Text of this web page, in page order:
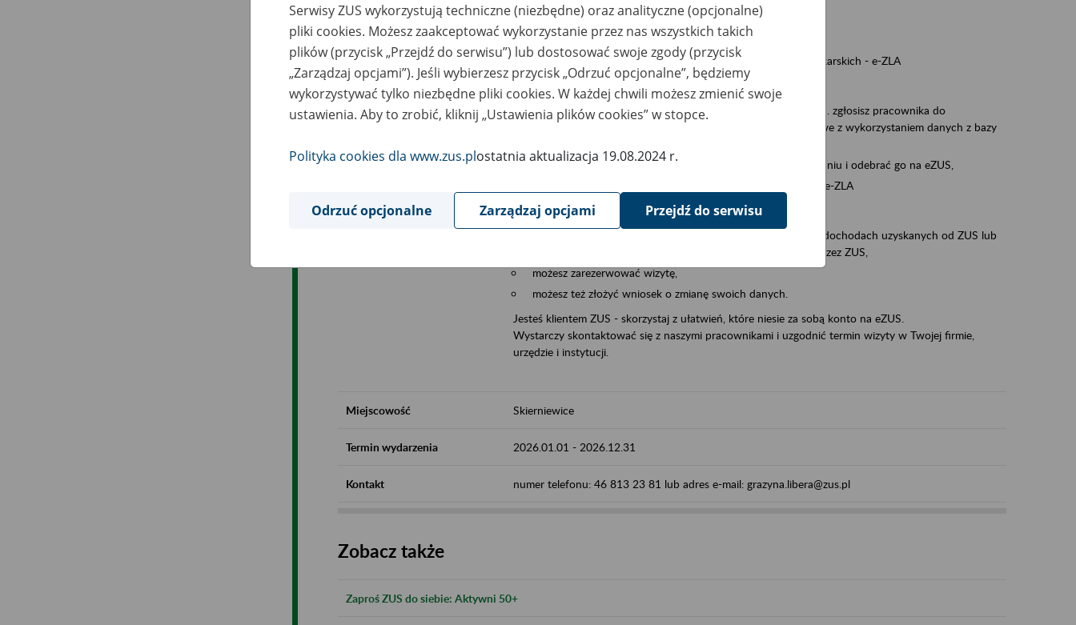
możesz sprawdzić swoje dane zapisane na koncie w ZUS,
masz dostęp do informacji o stanie konta ubezpieczonego,
masz dostęp do informacji o wystawionych zwolnieniach lekarskich - e-ZLA
Jeśli jesteś płatnikiem składek (np. przedsiębiorcą)
możesz skorzystać z aplikacji ePłatnik, za pomocą której m.in. zgłosisz pracownika do
ubezpieczeń, wypełnisz i przekażesz dokumenty rozliczeniowe z wykorzystaniem danych z bazy
możesz złożyć wniosek o wydanie zaświadczenia o niezaleganiu i odebrać go na eZUS,
masz dostęp do zwolnień lekarskich swoich pracowników - e-ZLA
Jeśli jesteś świadczeniobiorcą
masz dostęp m.in. do formularza PIT 11A, czyli informacji o dochodach uzyskanych od ZUS lub
do formularza PIT 40A, czyli rocznego obliczenia podatku przez ZUS,
możesz zarezerwować wizytę,
możesz też złożyć wniosek o zmianę swoich danych.
Jesteś klientem ZUS - skorzystaj z ułatwień, które niesie za sobą konto na eZUS.
Wystarczy skontaktować się z naszymi pracownikami i uzgodnić termin wizyty w Twojej firmie,
urzędzie i instytucji.
Miejscowość Skierniewice
Termin wydarzenia 2026.01.01 - 2026.12.31
Kontakt numer telefonu: 46 813 23 81 lub adres e-mail: grazyna.libera@zus.pl
Zobacz także
Zaproś ZUS do siebie: Aktywni 50+
Serwisy ZUS wykorzystują techniczne (niezbędne) oraz analityczne (opcjonalne)
pliki cookies. Możesz zaakceptować wykorzystanie przez nas wszystkich takich
plików (przycisk „Przejdź do serwisu”) lub dostosować swoje zgody (przycisk
„Zarządzaj opcjami”). Jeśli wybierzesz przycisk „Odrzuć opcjonalne”, będziemy
wykorzystywać tylko niezbędne pliki cookies. W każdej chwili możesz zmienić swoje
ustawienia. Aby to zrobić, kliknij „Ustawienia plików cookies” w stopce.
Polityka cookies dla www.zus.plostatnia aktualizacja 19.08.2024 r.
Odrzuć opcjonalne Zarządzaj opcjami Przejdź do serwisu